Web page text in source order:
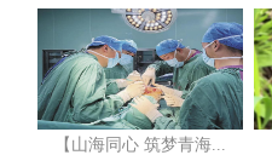
【山海同心 筑梦青海...